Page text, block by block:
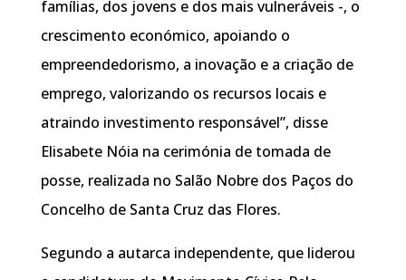
famílias, dos jovens e dos mais vulneráveis -, o
crescimento económico, apoiando o
empreendedorismo, a inovação e a criação de
emprego, valorizando os recursos locais e
atraindo investimento responsável”, disse
Elisabete Nóia na cerimónia de tomada de
posse, realizada no Salão Nobre dos Paços do
Concelho de Santa Cruz das Flores.
Segundo a autarca independente, que liderou